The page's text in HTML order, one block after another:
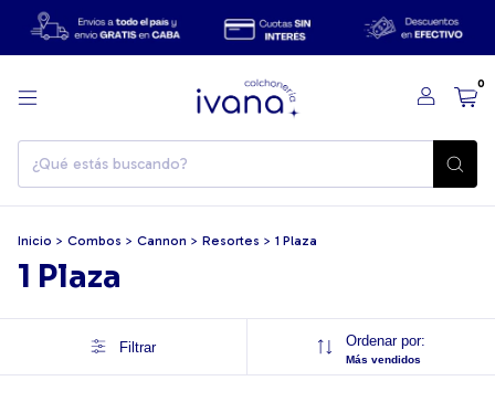
0
Inicio > Combos > Cannon > Resortes > 1 Plaza
1 Plaza
Filtrar Ordenar por:
Más vendidos